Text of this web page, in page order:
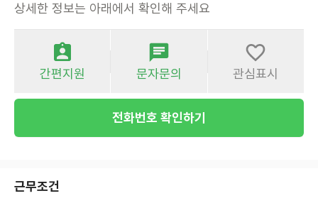
상세한 정보는 아래에서 확인해 주세요
간편지원 문자문의 관심표시
전화번호 확인하기
근무조건